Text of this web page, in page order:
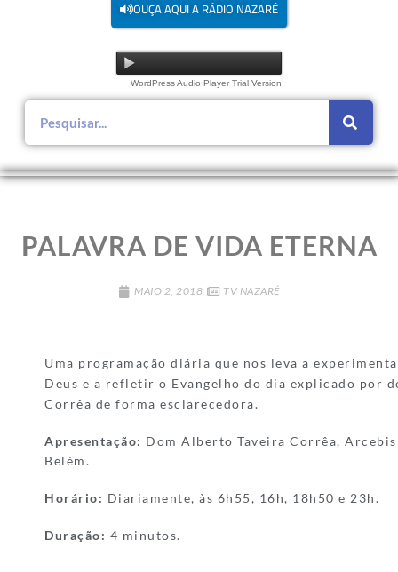
OUÇA AQUI A RÁDIO NAZARÉ
WordPress Audio Player Trial Version
PALAVRA DE VIDA ETERNA
MAIO 2, 2018 TV NAZARÉ
Uma programação diária que nos leva a
Deus e a refletir o Evangelho do dia explicado por
Corrêa de forma esclarecedora.
Apresentação: Dom Alberto Taveira Corrêa,
Belém.
Horário: Diariamente, às 6h55, 16h, 18h50 e 23h.
Duração: 4 minutos.